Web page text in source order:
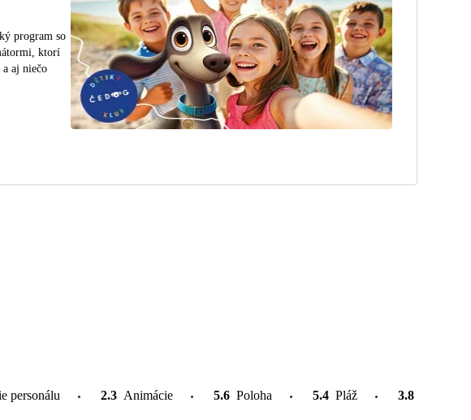
program so
ktorí
a aj niečo
personálu 2.3 Animácie 5.6 Poloha 5.4 Pláž 3.8